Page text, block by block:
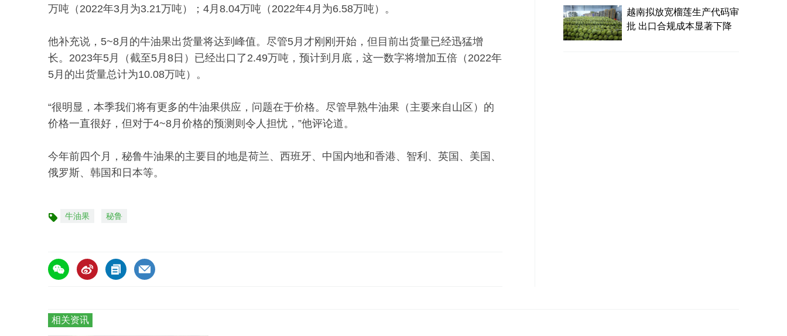
万吨（2022年3月为3.21万吨）；4月8.04万吨（2022年4月为6.58万吨）。
他补充说，5~8月的牛油果出货量将达到峰值。尽管5月才刚刚开始，但目前出货量已经迅猛增
长。2023年5月（截至5月8日）已经出口了2.49万吨，预计到月底，这一数字将增加五倍（2022年
5月的出货量总计为10.08万吨）。
“很明显，本季我们将有更多的牛油果供应，问题在于价格。尽管早熟牛油果（主要来自山区）的
价格一直很好，但对于4~8月价格的预测则令人担忧，”他评论道。
今年前四个月，秘鲁牛油果的主要目的地是荷兰、西班牙、中国内地和香港、智利、英国、美国、
俄罗斯、韩国和日本等。
标 牛油果 秘鲁
越南拟放宽榴莲生产代码审
批 出口合规成本显著下降
相关资讯